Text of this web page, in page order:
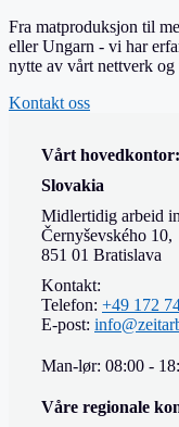
Fra matproduksjon til
eller Ungarn - vi har
nytte av vårt nettverk
Kontakt oss
Vårt hovedkontor:
Slovakia
Midlertidig arbeid
Černyševského 10,
851 01 Bratislava
Kontakt:
Telefon: +49 172
E-post:
Man-lør: 08:00 -
Våre regionale